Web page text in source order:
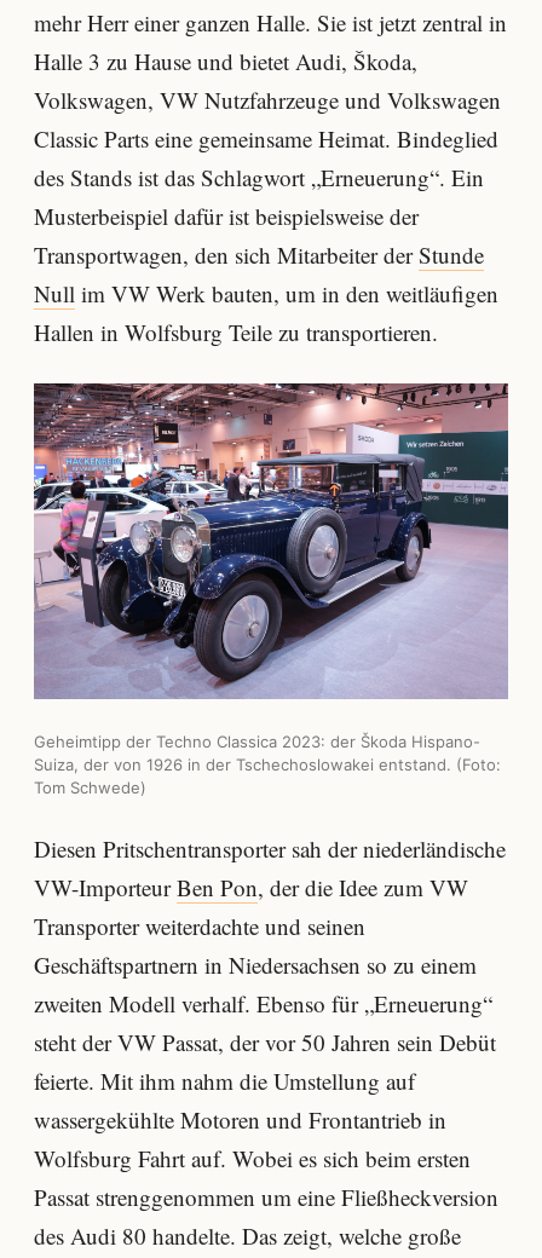
mehr Herr einer ganzen Halle. Sie ist jetzt zentral in
Halle 3 zu Hause und bietet Audi, Škoda,
Volkswagen, VW Nutzfahrzeuge und Volkswagen
Classic Parts eine gemeinsame Heimat. Bindeglied
des Stands ist das Schlagwort „Erneuerung“. Ein
Musterbeispiel dafür ist beispielsweise der
Transportwagen, den sich Mitarbeiter derStunde
Null im VW Werk bauten, um in den weitläufigen
Hallen in Wolfsburg Teile zu transportieren.
Geheimtipp der Techno Classica 2023: der Škoda Hispano-
Suiza, der von 1926 in der Tschechoslowakei entstand. (Foto:
Tom Schwede)
Diesen Pritschentransporter sah der niederländische
VW-ImporteurBen Pon, der die Idee zum VW
Transporter weiterdachte und seinen
Geschäftspartnern in Niedersachsen so zu einem
zweiten Modell verhalf. Ebenso für „Erneuerung“
steht der VW Passat, der vor 50 Jahren sein Debüt
feierte. Mit ihm nahm die Umstellung auf
wassergekühlte Motoren und Frontantrieb in
Wolfsburg Fahrt auf. Wobei es sich beim ersten
Passat strenggenommen um eine Fließheckversion
des Audi 80 handelte. Das zeigt, welche große